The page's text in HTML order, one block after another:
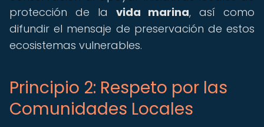
protección de la vida marina, así como
difundir el mensaje de preservación de estos
ecosistemas vulnerables.
Principio 2: Respeto por las
Comunidades Locales